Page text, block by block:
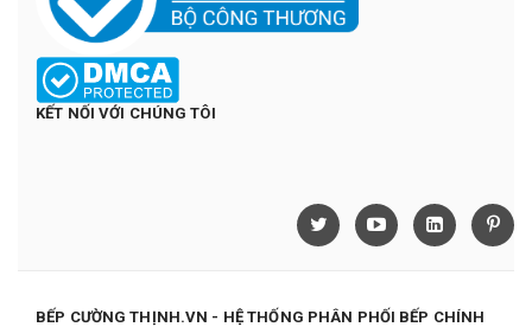
KẾT NỐI VỚI CHÚNG TÔI
BẾP CƯỜNG THỊNH.VN - HỆ THỐNG PHÂN PHỐI BẾP CHÍNH